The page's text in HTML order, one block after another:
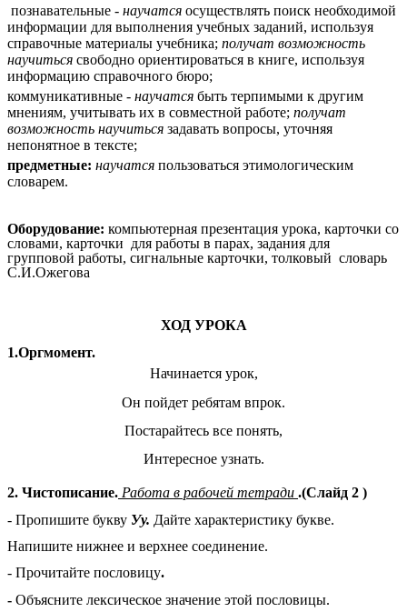
познавательные - научатся осуществлять поиск необходимой
информации для выполнения учебных заданий, используя
справочные материалы учебника; получат возможность
научиться свободно ориентироваться в книге, используя
информацию справочного бюро;
коммуникативные - научатся быть терпимыми к другим
мнениям, учитывать их в совместной работе; получат
возможность научиться задавать вопросы, уточняя
непонятное в тексте;
предметные: научатся пользоваться этимологическим
словарем.
Оборудование: компьютерная презентация урока, карточки со
словами, карточки для работы в парах, задания для
групповой работы, сигнальные карточки, толковый словарь
С.И.Ожегова
ХОД УРОКА
1.Оргмомент.
Начинается урок,
Он пойдет ребятам впрок.
Постарайтесь все понять,
Интересное узнать.
2. Чистописание. Работа в рабочей тетради .(Слайд 2 )
- Пропишите букву Уу. Дайте характеристику букве.
Напишите нижнее и верхнее соединение.
- Прочитайте пословицу.
- Объясните лексическое значение этой пословицы.